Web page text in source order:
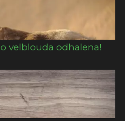
velblouda odhalena!